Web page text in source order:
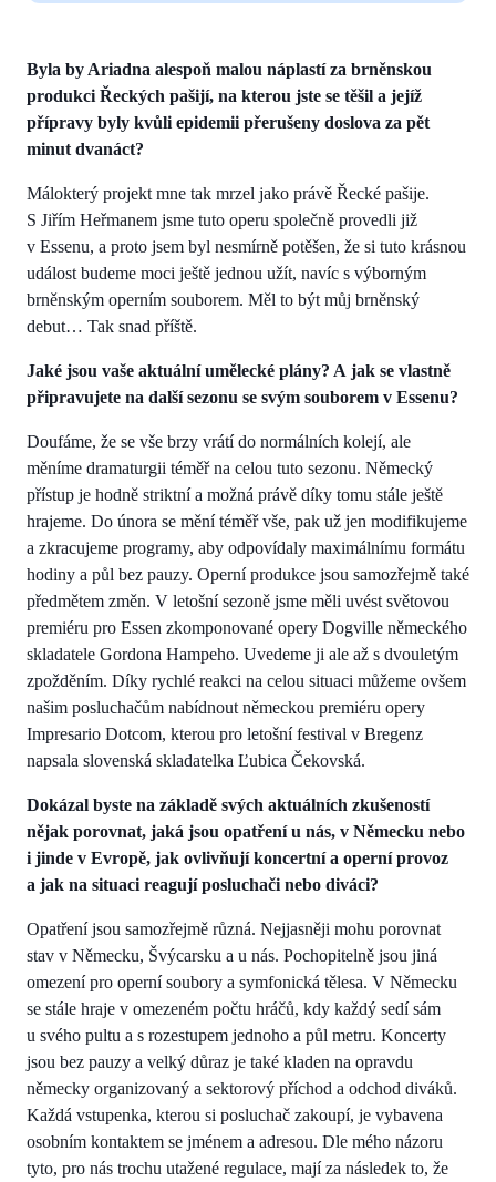
Byla by Ariadna alespoň malou náplastí za brněnskou
produkci Řeckých pašijí, na kterou jste se těšil a jejíž
přípravy byly kvůli epidemii přerušeny doslova za pět
minut dvanáct?
Málokterý projekt mne tak mrzel jako právě Řecké pašije.
S Jiřím Heřmanem jsme tuto operu společně provedli již
v Essenu, a proto jsem byl nesmírně potěšen, že si tuto krásnou
událost budeme moci ještě jednou užít, navíc s výborným
brněnským operním souborem. Měl to být můj brněnský
debut… Tak snad příště.
Jaké jsou vaše aktuální umělecké plány? A jak se vlastně
připravujete na další sezonu se svým souborem v Essenu?
Doufáme, že se vše brzy vrátí do normálních kolejí, ale
měníme dramaturgii téměř na celou tuto sezonu. Německý
přístup je hodně striktní a možná právě díky tomu stále ještě
hrajeme. Do února se mění téměř vše, pak už jen modifikujeme
a zkracujeme programy, aby odpovídaly maximálnímu formátu
hodiny a půl bez pauzy. Operní produkce jsou samozřejmě také
předmětem změn. V letošní sezoně jsme měli uvést světovou
premiéru pro Essen zkomponované opery Dogville německého
skladatele Gordona Hampeho. Uvedeme ji ale až s dvouletým
zpožděním. Díky rychlé reakci na celou situaci můžeme ovšem
našim posluchačům nabídnout německou premiéru opery
Impresario Dotcom, kterou pro letošní festival v Bregenz
napsala slovenská skladatelka Ľubica Čekovská.
Dokázal byste na základě svých aktuálních zkušeností
nějak porovnat, jaká jsou opatření u nás, v Německu nebo
i jinde v Evropě, jak ovlivňují koncertní a operní provoz
a jak na situaci reagují posluchači nebo diváci?
Opatření jsou samozřejmě různá. Nejjasněji mohu porovnat
stav v Německu, Švýcarsku a u nás. Pochopitelně jsou jiná
omezení pro operní soubory a symfonická tělesa. V Německu
se stále hraje v omezeném počtu hráčů, kdy každý sedí sám
u svého pultu a s rozestupem jednoho a půl metru. Koncerty
jsou bez pauzy a velký důraz je také kladen na opravdu
německy organizovaný a sektorový příchod a odchod diváků.
Každá vstupenka, kterou si posluchač zakoupí, je vybavena
osobním kontaktem se jménem a adresou. Dle mého názoru
tyto, pro nás trochu utažené regulace, mají za následek to, že